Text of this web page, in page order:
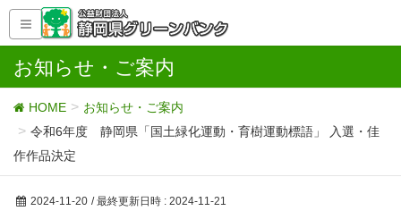
お知らせ・ご案内
HOME
お知らせ・ご案内
令和6年度 静岡県「国土緑化運動・育樹運動標語」 入選・佳
作作品決定
2024-11-20 / 最終更新日時 : 2024-11-21